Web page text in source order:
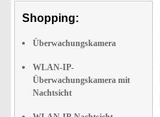
Shopping:
Überwachungskamera
WLAN-IP-
Überwachungskamera mit
Nachtsicht